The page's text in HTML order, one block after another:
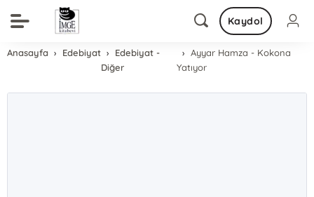
Kaydol
Anasayfa Edebiyat
Edebiyat -
Diğer
Ayyar Hamza - Kokona
Yatıyor